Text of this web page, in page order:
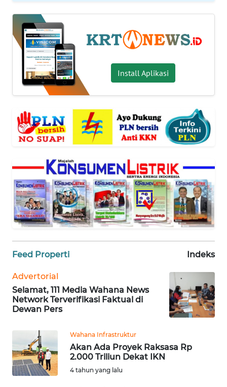
Install Aplikasi
Feed Properti Indeks
Advertorial
Selamat, 111 Media Wahana News
Network Terverifikasi Faktual di
Dewan Pers
Wahana Infrastruktur
Akan Ada Proyek Raksasa Rp
2.000 Triliun Dekat IKN
4 tahun yang lalu
WAHANA
TRAVEL
WAHANA
SPORT
UMKM
WAHANA
WAHANA
PERSONA
WAHANA
HEALTH
WAHANA
WISATA
MAWAKA